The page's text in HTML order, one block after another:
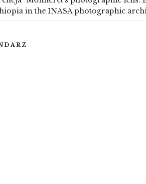
in the INASA photographic